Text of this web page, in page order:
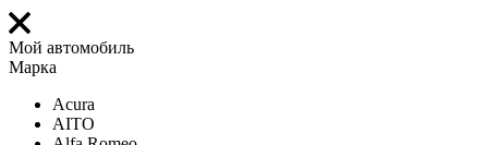
Мой автомобиль
Марка
Acura
AITO